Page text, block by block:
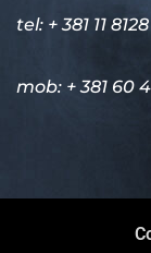
tel: + 381 11
mob: + 381 60